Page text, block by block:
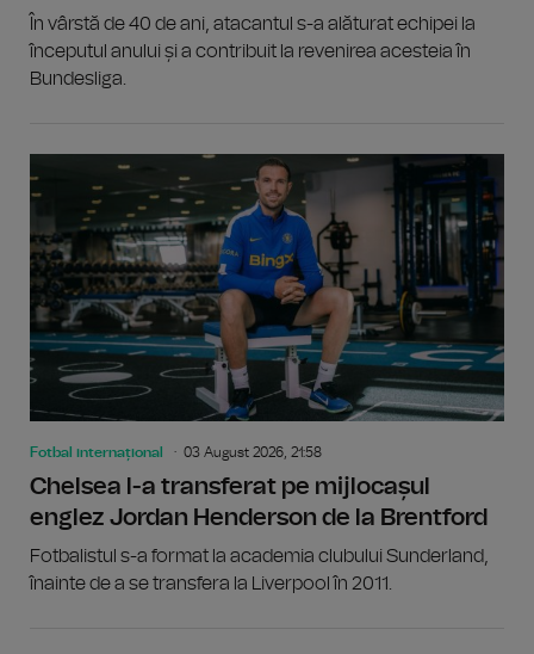
În vârstă de 40 de ani, atacantul s-a alăturat echipei la
începutul anului și a contribuit la revenirea acesteia în
Bundesliga.
Fotbal internațional 03 August 2026, 21:58
Chelsea l-a transferat pe mijlocașul
englez Jordan Henderson de la Brentford
Fotbalistul s-a format la academia clubului Sunderland,
înainte de a se transfera la Liverpool în 2011.